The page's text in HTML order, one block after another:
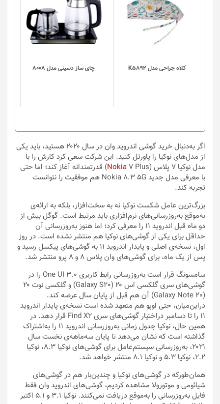
کلاه جراحی مدل K5892 چای ساز دسینی مدل 8008
محصول
دارای
انواع
مختلفی
می
گزینه
محصول
شوند
اگر به‌دنبال خرید گوشی اندروید وان در سال ۲۰۲۰ هستید، باید یکی
از مدل‌های نوکیا را پاورتل کنید. این شرکت سعی کرد کارش را با
مدل نوکیا ۷ پلاس (
Nokia7 Plus) قدرتمندانه آغاز کند؛ اما حتی
با معرفی مدل جدید Nokia 8.3 5G هم موفقیت را نتوانست
تجربه کند.
بزرگ‌ترین عامل شکست نوکیا نه به سخت‌افزار، بلکه به ارائه‌ی
به‌موقع به‌روزرسانی‌های نرم‌افزاری باید مرتبط است. گوگل بیش از
دو ماه قبل اندروید ۱۱ را معرفی کرد؛ اما هنوز به‌روزرسانی آن
حداقل برای یکی از گوشی‌های نوکیا هم منتشر نشده است. در روز
اول، نسخه‌ی اصلی و پایدار اندروید ۱۱ به گوشی‌های پیکسل رسید و
پس از یک ماه، برای گوشی‌های وان پلاس ۸ و ۸ پرو منتشر شد.
سامسونگ قرار است به‌روزرسانی رابط کاربری One UI 3.0 را در
گوشی‌های سری گلکسی اس ۲۰ (Galaxy S20) و گلکسی نوت ۲۰
(Galaxy Note 20) آن هم قبل از پایان سال عرضه کند.
دراین‌میان، حتی اوپو هم متعهد شده است نسخه‌ی پایدار اندروید
۱۱ را تا دسامبر دراختیار گوشی‌های سری Find X2 قرار دهد. در
همین حال، نوکیا جدول زمانی به‌روزرسانی اندروید ۱۱ را به‌اشتراک‌
گذاشته است که نشان می‌دهد تا پایان سه‌ماهه‌ی نخست سال
۲۰۲۱، به‌روزرسانی سیستم‌عامل برای گوشی‌های نوکیا ۸.۳، نوکیا
۲.۲، نوکیا ۵.۳ و نوکیا ۸.۱ منتشر خواهد شد.
همان‌طورکه در گوشی‌های نوکیا و چندین‌بار هم در گوشی‌های
شیائومی و موتورولا مشاهده کردیم، گوشی‌های اندروید وان فقط
فایل به‌روزرسانی را به‌موقع دریافت نمی‌کنند. نوکیا ۳.۱ و ۵.۱ اکتبر